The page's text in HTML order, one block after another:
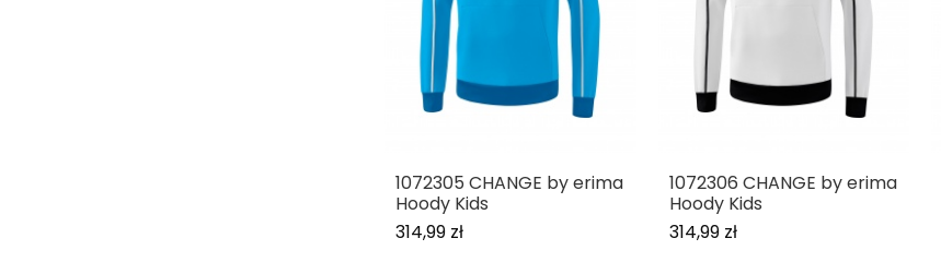
1072305 CHANGE by erima
Hoody Kids
314,99 zł
1072306 CHANGE by erima
Hoody Kids
314,99 zł